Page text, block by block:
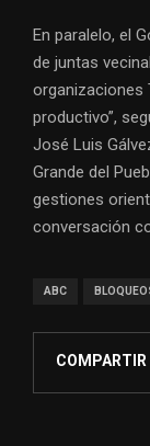
En paralelo, el
de juntas
organizaciones
productivo”,
José Luis
Grande del
gestiones
conversación
ABC
COMPARTIR